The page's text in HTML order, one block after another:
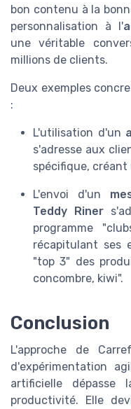
bon contenu à la
personnalisation à l'
une véritable
millions de clients.
Deux exemples
:
L'utilisation d'un
s'adresse aux
spécifique,
L'envoi d'un
Teddy Riner
programme
récapitulant ses
"top 3" des
concombre, kiwi".
Conclusion
L'approche de
d'expérimentation
artificielle dépasse
productivité. Elle